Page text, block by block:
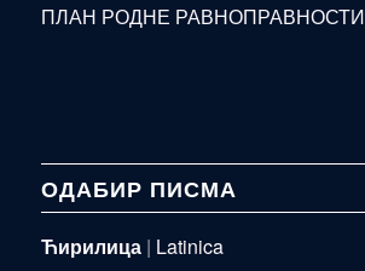
ПЛАН РОДНЕ РАВНОПРАВНОСТИ
ОДАБИР ПИСМА
Ћирилица| Latinica